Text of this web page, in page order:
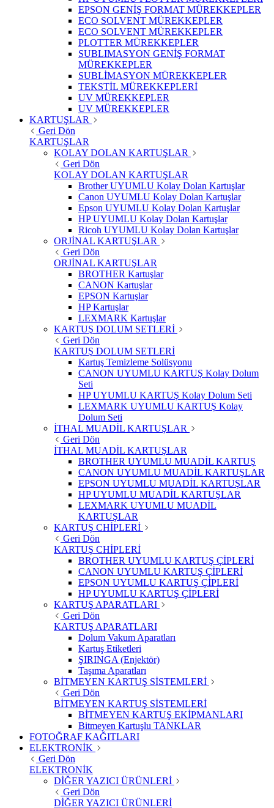
EPSON GENİŞ FORMAT MÜREKKEPLER
ECO SOLVENT MÜREKKEPLER
ECO SOLVENT MÜREKKEPLER
PLOTTER MÜREKKEPLER
SUBLIMASYON GENİŞ FORMAT
MÜREKKEPLER
SUBLİMASYON MÜREKKEPLER
TEKSTİL MÜREKKEPLERİ
UV MÜREKKEPLER
UV MÜREKKEPLER
KARTUŞLAR
Geri Dön
KARTUŞLAR
KOLAY DOLAN KARTUŞLAR
Geri Dön
KOLAY DOLAN KARTUŞLAR
Brother UYUMLU Kolay Dolan Kartuşlar
Canon UYUMLU Kolay Dolan Kartuşlar
Epson UYUMLU Kolay Dolan Kartuşlar
HP UYUMLU Kolay Dolan Kartuşlar
Ricoh UYUMLU Kolay Dolan Kartuşlar
ORJİNAL KARTUŞLAR
Geri Dön
ORJİNAL KARTUŞLAR
BROTHER Kartuşlar
CANON Kartuşlar
EPSON Kartuşlar
HP Kartuşlar
LEXMARK Kartuşlar
KARTUŞ DOLUM SETLERİ
Geri Dön
KARTUŞ DOLUM SETLERİ
Kartuş Temizleme Solüsyonu
CANON UYUMLU KARTUŞ Kolay Dolum
Seti
HP UYUMLU KARTUŞ Kolay Dolum Seti
LEXMARK UYUMLU KARTUŞ Kolay
Dolum Seti
İTHAL MUADİL KARTUŞLAR
Geri Dön
İTHAL MUADİL KARTUŞLAR
BROTHER UYUMLU MUADİL KARTUŞ
CANON UYUMLU MUADİL KARTUŞLAR
EPSON UYUMLU MUADİL KARTUŞLAR
HP UYUMLU MUADİL KARTUŞLAR
LEXMARK UYUMLU MUADİL
KARTUŞLAR
KARTUŞ CHİPLERİ
Geri Dön
KARTUŞ CHİPLERİ
BROTHER UYUMLU KARTUŞ ÇİPLERİ
CANON UYUMLU KARTUŞ ÇİPLERİ
EPSON UYUMLU KARTUŞ ÇİPLERİ
HP UYUMLU KARTUŞ ÇİPLERİ
KARTUŞ APARATLARI
Geri Dön
KARTUŞ APARATLARI
Dolum Vakum Aparatları
Kartuş Etiketleri
ŞIRINGA (Enjektör)
Taşıma Aparatları
BİTMEYEN KARTUŞ SİSTEMLERİ
Geri Dön
BİTMEYEN KARTUŞ SİSTEMLERİ
BİTMEYEN KARTUŞ EKİPMANLARI
Bitmeyen Kartuşlu TANKLAR
FOTOĞRAF KAĞITLARI
ELEKTRONİK
Geri Dön
ELEKTRONİK
DİĞER YAZICI ÜRÜNLERİ
Geri Dön
DİĞER YAZICI ÜRÜNLERİ